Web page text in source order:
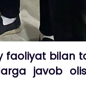
bilan
javob